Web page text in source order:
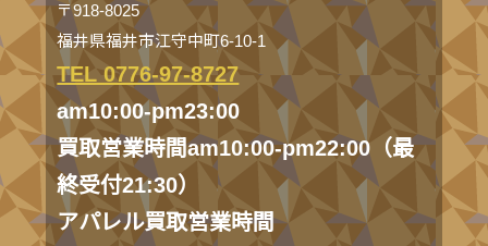
〒918-8025
福井県福井市江守中町6-10-1
TEL 0776-97-8727
am10:00-pm23:00
買取営業時間am10:00-pm22:00（最
終受付21:30）
アパレル買取営業時間